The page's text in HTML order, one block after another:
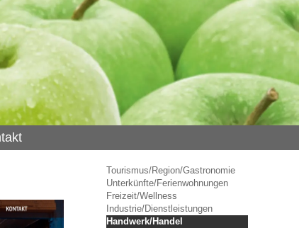
Tourismus/Region/Gastronomie
Unterkünfte/Ferienwohnungen
Freizeit/Wellness
Industrie/Dienstleistungen
Handwerk/Handel